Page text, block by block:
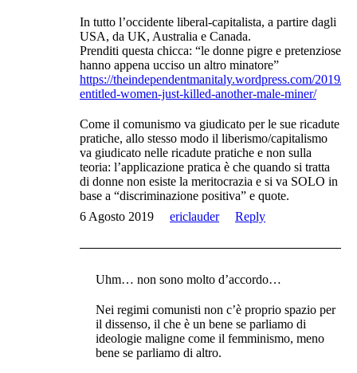
In tutto l’occidente liberal-capitalista, a partire dagli
USA, da UK, Australia e Canada.
Prenditi questa chicca: “le donne pigre e pretenziose
hanno appena ucciso un altro minatore”
https://theindependentmanitaly.wordpress.com/2019/
entitled-women-just-killed-another-male-miner/
Come il comunismo va giudicato per le sue ricadute
pratiche, allo stesso modo il liberismo/capitalismo
va giudicato nelle ricadute pratiche e non sulla
teoria: l’applicazione pratica è che quando si tratta
di donne non esiste la meritocrazia e si va SOLO in
base a “discriminazione positiva” e quote.
6 Agosto 2019
ericlauder Reply
Uhm… non sono molto d’accordo…
Nei regimi comunisti non c’è proprio spazio per
il dissenso, il che è un bene se parliamo di
ideologie maligne come il femminismo, meno
bene se parliamo di altro.